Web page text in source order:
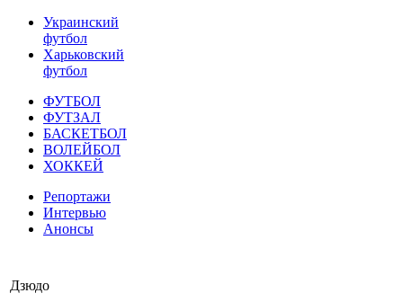
Украинский
футбол
Харьковский
футбол
ФУТБОЛ
ФУТЗАЛ
БАСКЕТБОЛ
ВОЛЕЙБОЛ
ХОККЕЙ
Репортажи
Интервью
Анонсы
Дзюдо